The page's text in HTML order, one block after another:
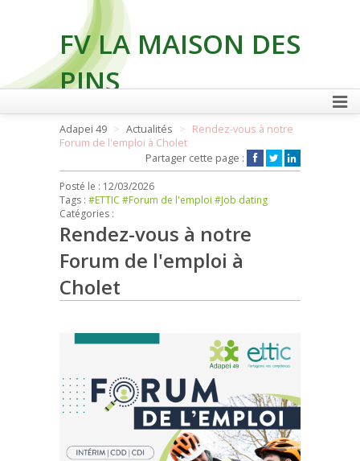
FV LA MAISON DES
PINS
FAIRE UN DON
Adapei 49 Actualités
Rendez-vous à notre
Forum de l'emploi à Cholet
Partager cette page :
Posté le : 12/03/2026
Tags : #ETTIC #Forum de l'emploi #Job dating
Catégories :
Rendez-vous à notre
Forum de l'emploi à
Cholet